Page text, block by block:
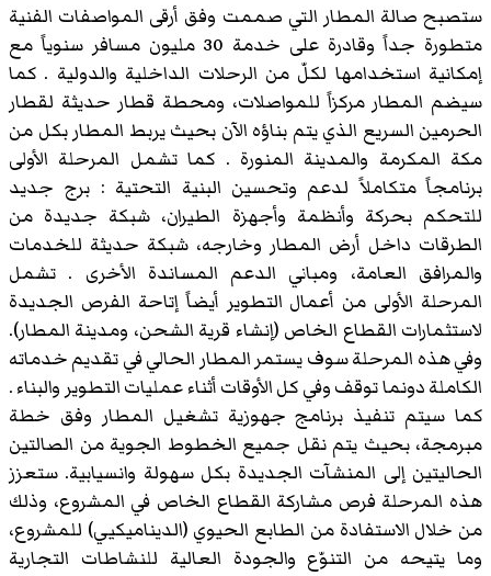
ستصبح صالة المطار التي صممت وفق أرقى المواصفات الفنية
متطورة جداً وقادرة على خدمة 30 مليون مسافر سنوياً مع
إمكانية استخدامها لكلّ من الرحلات الداخلية والدولية . كما
سيضم المطار مركزاً للمواصلات، ومحطة قطار حديثة لقطار
الحرمين السريع الذي يتم بناؤه الآن بحيث يربط المطار بكل من
مكة المكرمة والمدينة المنورة . كما تشمل المرحلة الأولى
برنامجاً متكاملاً لدعم وتحسين البنية التحتية : برج جديد
للتحكم بحركة وأنظمة وأجهزة الطيران، شبكة جديدة من
الطرقات داخل أرض المطار وخارجه، شبكة حديثة للخدمات
والمرافق العامة، ومباني الدعم المساندة الأخرى . تشمل
المرحلة الأولى من أعمال التطوير أيضاً إتاحة الفرص الجديدة
لاستثمارات القطاع الخاص (إنشاء قرية الشحن، ومدينة المطار).
وفي هذه المرحلة سوف يستمر المطار الحالي في تقديم خدماته
الكاملة دونما توقف وفي كل الأوقات أثناء عمليات التطوير والبناء .
كما سيتم تنفيذ برنامج جهوزية تشغيل المطار وفق خطة
مبرمجة، بحيث يتم نقل جميع الخطوط الجوية من الصالتين
الحاليتين إلى المنشآت الجديدة بكل سهولة وانسيابية. ستعزز
هذه المرحلة فرص مشاركة القطاع الخاص في المشروع، وذلك
من خلال الاستفادة من الطابع الحيوي (الديناميكيي) للمشروع،
وما يتيحه من التنوّع والجودة العالية للنشاطات التجارية